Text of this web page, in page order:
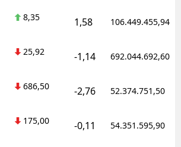
8,35 1,58 106.449.455,94
25,92 -1,14 692.044.692,60
686,50 -2,76 52.374.751,50
175,00 -0,11 54.351.595,90